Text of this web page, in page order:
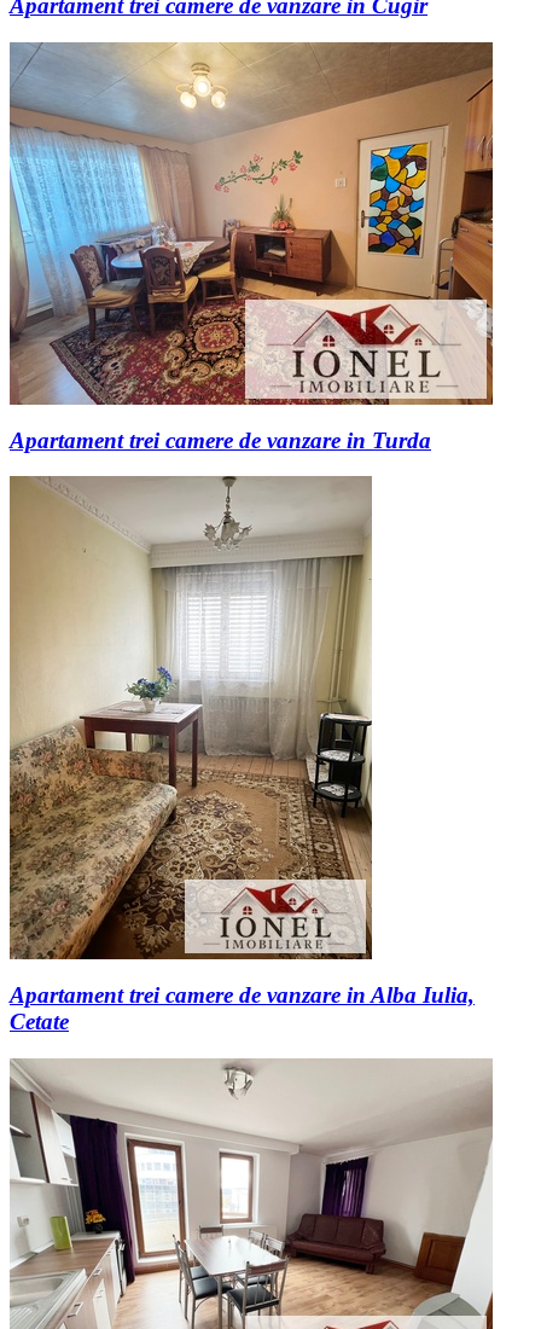
Apartament trei camere de vanzare in Cugir
Apartament trei camere de vanzare in Turda
Apartament trei camere de vanzare in Alba Iulia,
Cetate